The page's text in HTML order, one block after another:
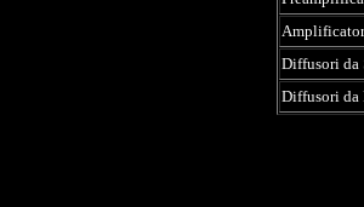
Diffusori da
Diffusori da